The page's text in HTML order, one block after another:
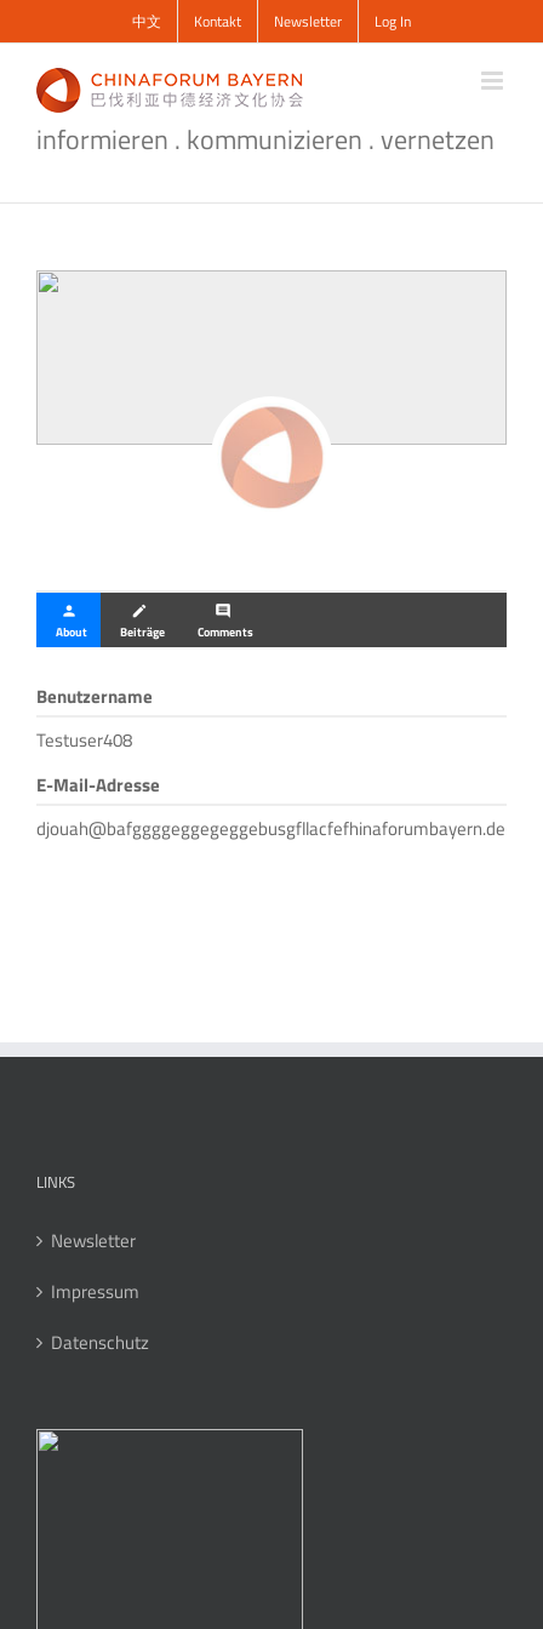
Inhalt
springen
中文 Kontakt Newsletter Log In
informieren . kommunizieren . vernetzen
person
About
create
Beiträge
comment
Comments
Benutzername
Testuser408
E-Mail-Adresse
djouah@bafggggeggegeggebusgfllacfefhinaforumbayern.de
LINKS
Newsletter
Impressum
Datenschutz